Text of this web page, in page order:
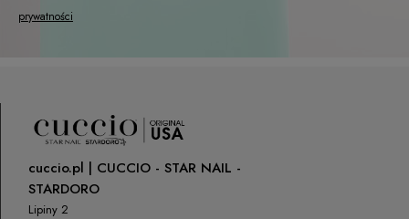
prywatności
cuccio.pl | CUCCIO - STAR NAIL -
STARDORO
Lipiny 2